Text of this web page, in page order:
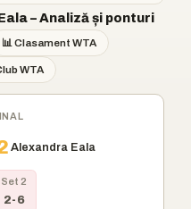
– Analiză și ponturi
📊 Clasament WTA
WTA
Alexandra Eala
Set 2
2-6